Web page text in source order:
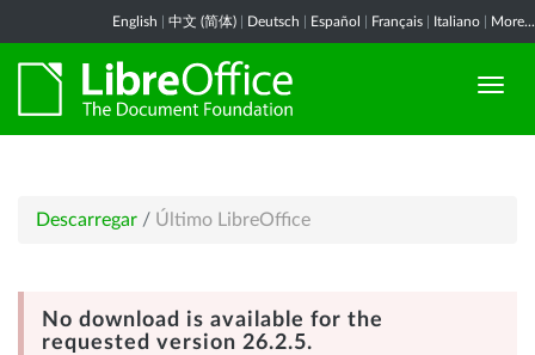
English 中文 (简体) Deutsch Español Français Italiano More...
Descarregar / Último LibreOffice
No download is available for the
requested version 26.2.5.